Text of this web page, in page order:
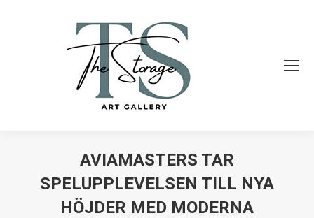
AVIAMASTERS TAR
SPELUPPLEVELSEN TILL NYA
HÖJDER MED MODERNA